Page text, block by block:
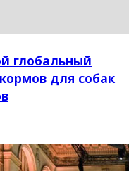
глобальный
для собак